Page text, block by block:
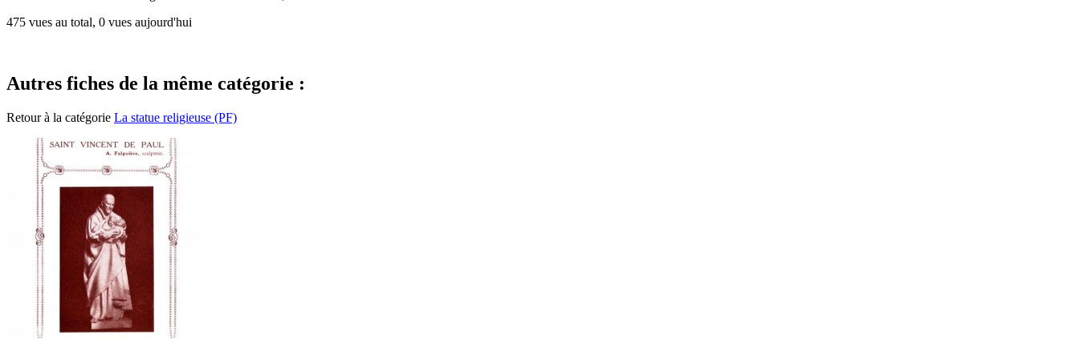
475 vues au total, 0 vues aujourd'hui
Autres fiches de la même catégorie :
Retour à la catégorie La statue religieuse (PF)